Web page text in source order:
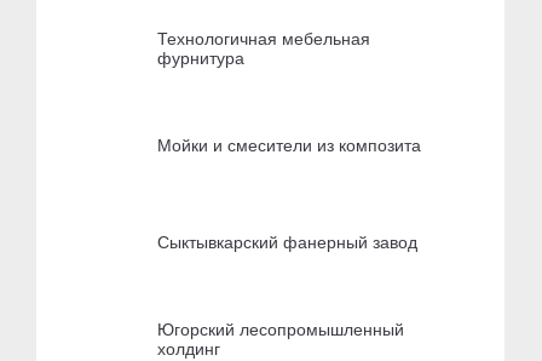
Технологичная мебельная
фурнитура
Мойки и смесители из композита
Сыктывкарский фанерный завод
Югорский лесопромышленный
холдинг